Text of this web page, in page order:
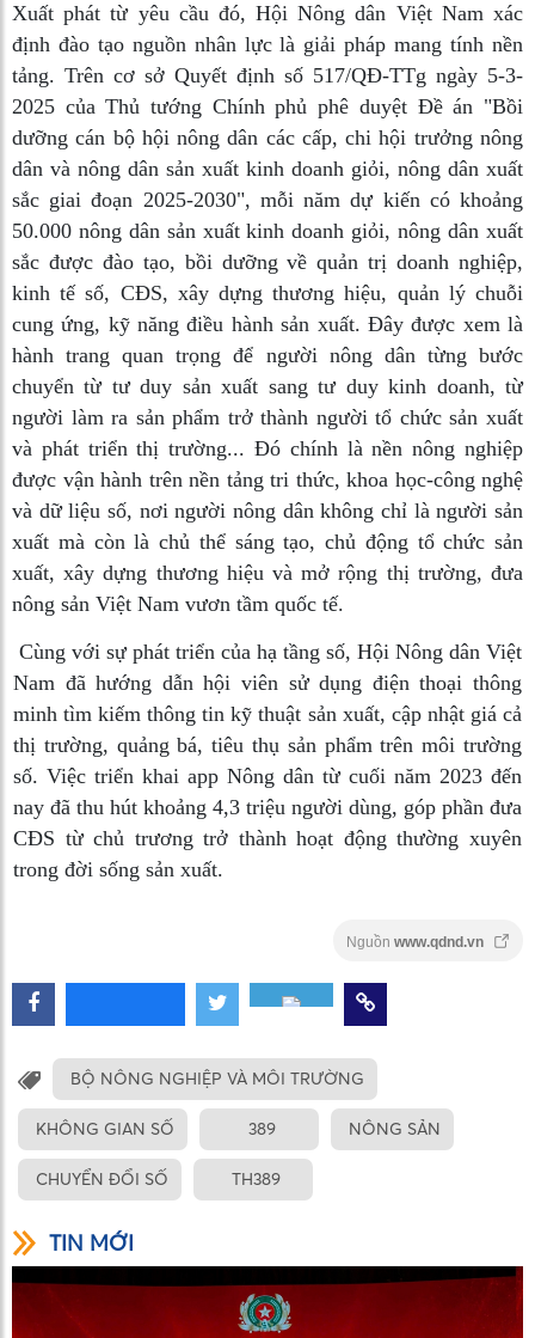
Xuất phát từ yêu cầu đó, Hội Nông dân Việt Nam xác
định đào tạo nguồn nhân lực là giải pháp mang tính nền
tảng. Trên cơ sở Quyết định số 517/QĐ-TTg ngày 5-3-
2025 của Thủ tướng Chính phủ phê duyệt Đề án "Bồi
dưỡng cán bộ hội nông dân các cấp, chi hội trưởng nông
dân và nông dân sản xuất kinh doanh giỏi, nông dân xuất
sắc giai đoạn 2025-2030", mỗi năm dự kiến có khoảng
50.000 nông dân sản xuất kinh doanh giỏi, nông dân xuất
sắc được đào tạo, bồi dưỡng về quản trị doanh nghiệp,
kinh tế số, CĐS, xây dựng thương hiệu, quản lý chuỗi
cung ứng, kỹ năng điều hành sản xuất. Đây được xem là
hành trang quan trọng để người nông dân từng bước
chuyển từ tư duy sản xuất sang tư duy kinh doanh, từ
người làm ra sản phẩm trở thành người tổ chức sản xuất
và phát triển thị trường... Đó chính là nền nông nghiệp
được vận hành trên nền tảng tri thức, khoa học-công nghệ
và dữ liệu số, nơi người nông dân không chỉ là người sản
xuất mà còn là chủ thể sáng tạo, chủ động tổ chức sản
xuất, xây dựng thương hiệu và mở rộng thị trường, đưa
nông sản Việt Nam vươn tầm quốc tế.
Cùng với sự phát triển của hạ tầng số, Hội Nông dân Việt
Nam đã hướng dẫn hội viên sử dụng điện thoại thông
minh tìm kiếm thông tin kỹ thuật sản xuất, cập nhật giá cả
thị trường, quảng bá, tiêu thụ sản phẩm trên môi trường
số. Việc triển khai app Nông dân từ cuối năm 2023 đến
nay đã thu hút khoảng 4,3 triệu người dùng, góp phần đưa
CĐS từ chủ trương trở thành hoạt động thường xuyên
trong đời sống sản xuất.
Nguồn www.qdnd.vn
BỘ NÔNG NGHIỆP VÀ MÔI TRƯỜNG
KHÔNG GIAN SỐ 389 NÔNG SẢN
CHUYỂN ĐỔI SỐ TH389
TIN MỚI